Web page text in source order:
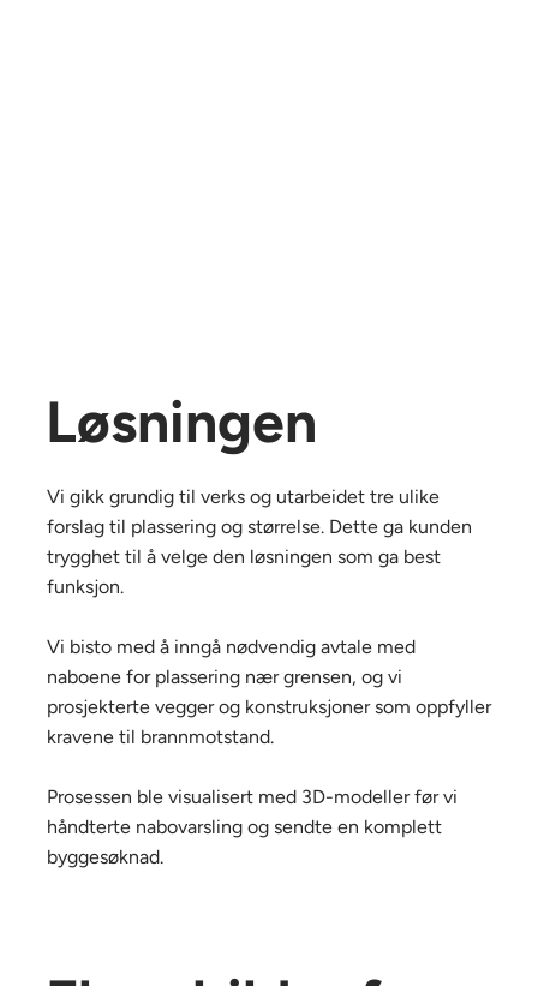
Løsningen
Vi gikk grundig til verks og utarbeidet tre ulike
forslag til plassering og størrelse. Dette ga kunden
trygghet til å velge den løsningen som ga best
funksjon.
Vi bisto med å inngå nødvendig avtale med
naboene for plassering nær grensen, og vi
prosjekterte vegger og konstruksjoner som oppfyller
kravene til brannmotstand.
Prosessen ble visualisert med 3D-modeller før vi
håndterte nabovarsling og sendte en komplett
byggesøknad.